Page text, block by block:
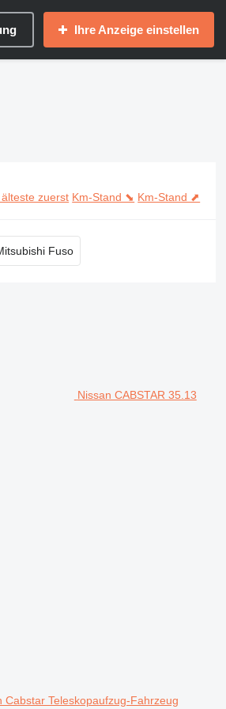
Ihre Anzeige einstellen
zuerst Km-Stand ⬊ Km-Stand ⬈
Nissan CABSTAR 35.13
Cabstar Teleskopaufzug-Fahrzeug